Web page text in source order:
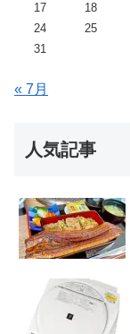
17
18
24
25
31
« 7月
人気記事